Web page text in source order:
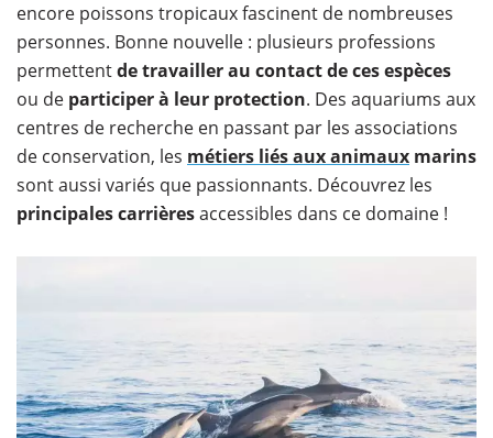
encore poissons tropicaux fascinent de nombreuses
personnes. Bonne nouvelle : plusieurs professions
permettentde travailler au contact de ces espèces
ou de participer à leur protection. Des aquariums aux
centres de recherche en passant par les associations
de conservation, les métiers liés aux animaux marins
sont aussi variés que passionnants. Découvrez les
principales carrièresaccessibles dans ce domaine !